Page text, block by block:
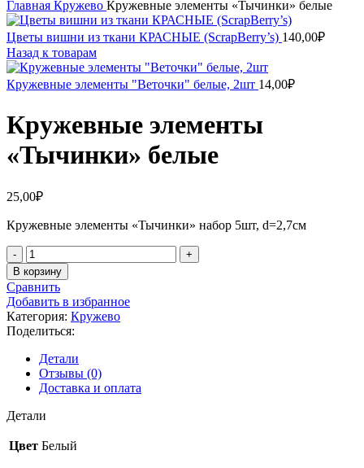
Главная Кружево Кружевные элементы «Тычинки» белые
Цветы вишни из ткани КРАСНЫЕ (ScrapBerry’s) 140,00₽
Назад к товарам
Кружевные элементы "Веточки" белые, 2шт 14,00₽
Кружевные элементы
«Тычинки» белые
25,00₽
Кружевные элементы «Тычинки» набор 5шт, d=2,7см
Количество
товара
Кружевные
элементы
"Тычинки"
белые
В корзину
Сравнить
Добавить в избранное
Категория: Кружево
Поделиться:
Детали
Отзывы (0)
Доставка и оплата
Детали
Цвет Белый